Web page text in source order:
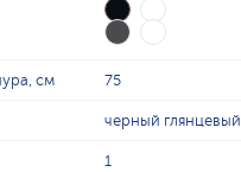
см 75
черный глянцевый
1